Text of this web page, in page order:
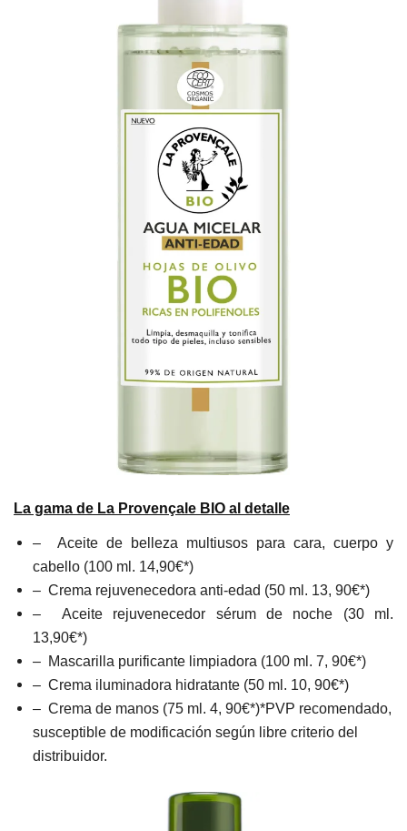
La gama de La Provençale BIO al detalle
– Aceite de belleza multiusos para cara, cuerpo y
cabello (100 ml. 14,90€*)
– Crema rejuvenecedora anti-edad (50 ml. 13, 90€*)
– Aceite rejuvenecedor sérum de noche (30 ml.
13,90€*)
– Mascarilla purificante limpiadora (100 ml. 7, 90€*)
– Crema iluminadora hidratante (50 ml. 10, 90€*)
– Crema de manos (75 ml. 4, 90€*)*PVP recomendado,
susceptible de modificación según libre criterio del
distribuidor.